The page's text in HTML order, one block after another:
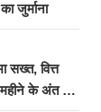
जुर्माना
सख्त, वित्त
महीने के अंत तक